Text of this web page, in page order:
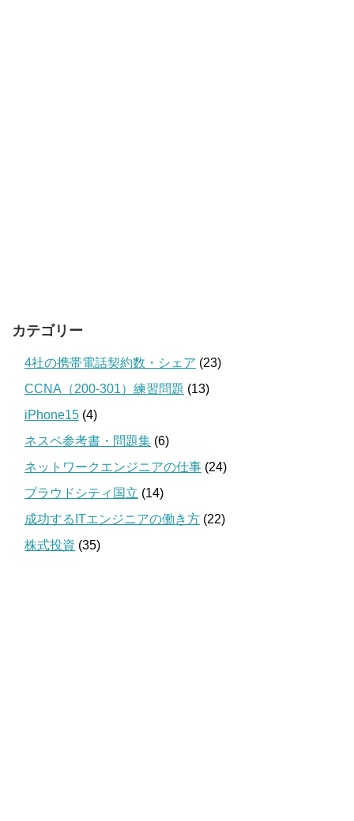
カテゴリー
4社の携帯電話契約数・シェア (23)
CCNA（200-301）練習問題 (13)
iPhone15 (4)
ネスペ参考書・問題集 (6)
ネットワークエンジニアの仕事 (24)
プラウドシティ国立 (14)
成功するITエンジニアの働き方 (22)
株式投資 (35)